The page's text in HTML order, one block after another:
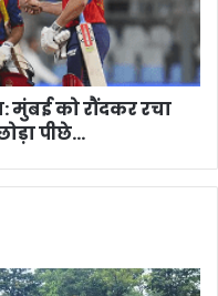
मुंबई को रौंदकर रचा
पीछे...